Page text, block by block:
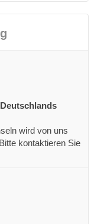
wird von uns
kontaktieren Sie